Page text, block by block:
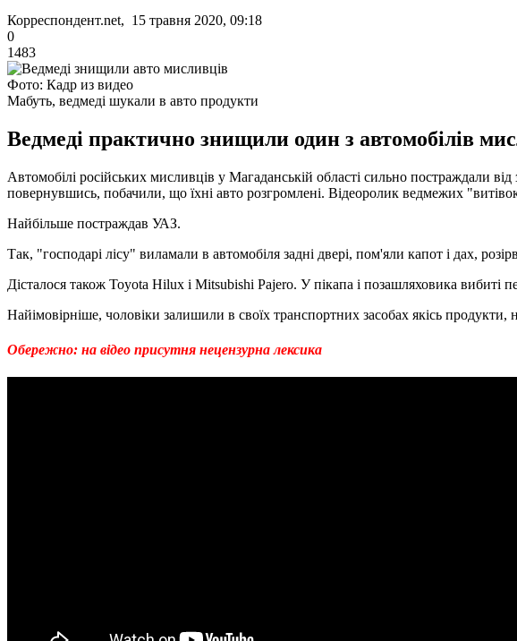
Корреспондент.net, 15 травня 2020, 09:18
0
1483
Фото: Кадр из видео
Мабуть, ведмеді шукали в авто продукти
Ведмеді практично знищили один з автомобілів
Автомобілі російських мисливців у Магаданській області сильно постраждали
повернувшись, побачили, що їхні авто розгромлені. Відеоролик ведмежих
Найбільше постраждав УАЗ.
Так, "господарі лісу" виламали в автомобіля задні двері, пом'яли капот і дах,
Дісталося також Toyota Hilux і Mitsubishi Pajero. У пікапа і позашляховика вибиті
Найімовірніше, чоловіки залишили в своїх транспортних засобах якісь продукти,
Обережно: на відео присутня нецензурна лексика